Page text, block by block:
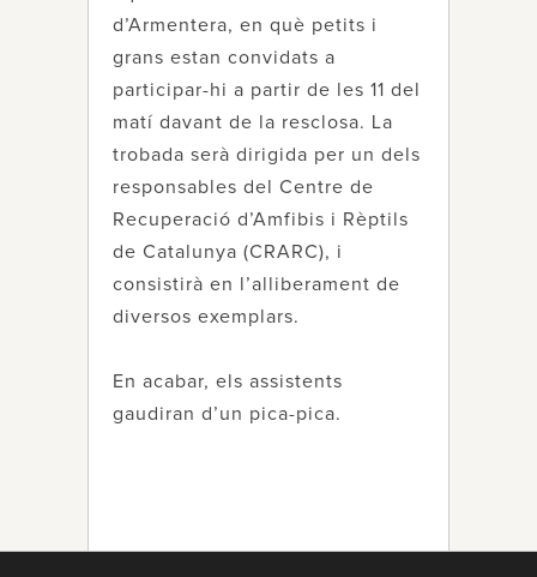
d’Armentera, en què petits i
grans estan convidats a
participar-hi a partir de les 11 del
matí davant de la resclosa. La
trobada serà dirigida per un dels
responsables del Centre de
Recuperació d’Amfibis i Rèptils
de Catalunya (CRARC), i
consistirà en l’alliberament de
diversos exemplars.
En acabar, els assistents
gaudiran d’un pica-pica.